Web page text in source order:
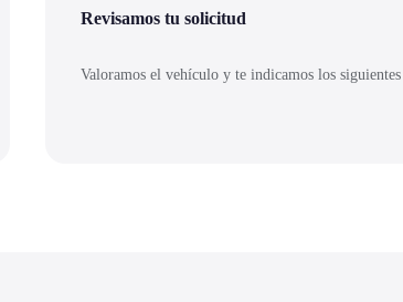
Revisamos tu solicitud
Valoramos el vehículo y te indicamos los siguientes